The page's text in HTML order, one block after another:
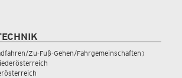
Zu-Fuß-Gehen/Fahrgemeinschaften)